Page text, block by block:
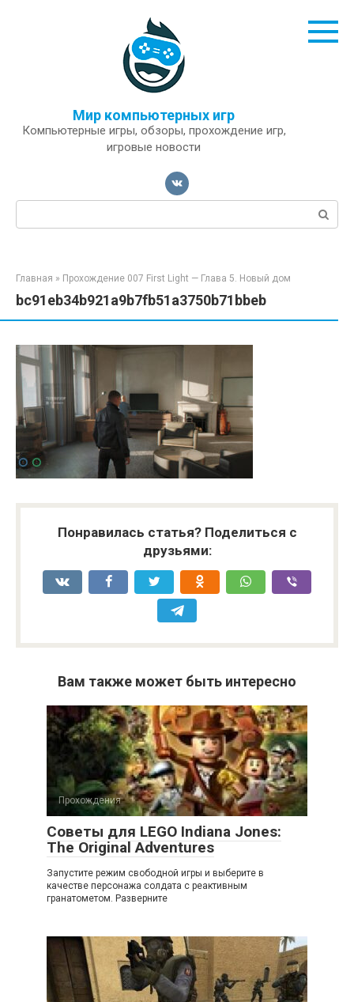
Мир компьютерных игр
Компьютерные игры, обзоры, прохождение игр,
игровые новости
Поиск:
Главная » Прохождение 007 First Light — Глава 5. Новый дом
bc91eb34b921a9b7fb51a3750b71bbeb
Понравилась статья? Поделиться с
друзьями:
Вам также может быть интересно
Прохождения
Советы для LEGO Indiana Jones:
The Original Adventures
Запустите режим свободной игры и выберите в
качестве персонажа солдата с реактивным
гранатометом. Разверните